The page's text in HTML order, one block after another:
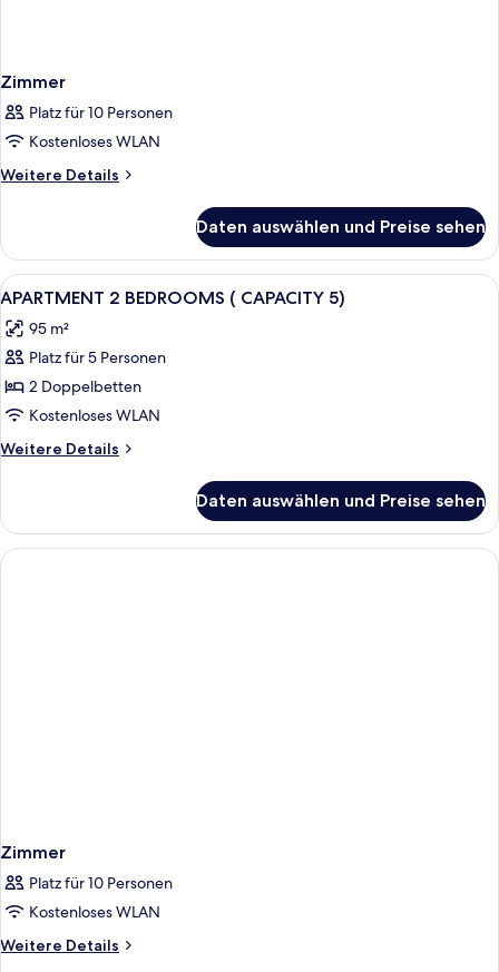
Zimmer
Platz für 10 Personen
Kostenloses WLAN
Weitere Details
Weitere
Daten auswählen und Preise sehen
Alle
Fotos
für
APARTMENT
2
BEDROOMS
(
CAPACITY
anzeigen
1
APARTMENT 2 BEDROOMS ( CAPACITY 5)
95 m²
Platz für 5 Personen
2 Doppelbetten
Kostenloses WLAN
Weitere Details
Weitere
2
BEDROOMS
(
Daten auswählen und Preise sehen
Zimmer
Platz für 10 Personen
Kostenloses WLAN
Weitere Details
Weitere